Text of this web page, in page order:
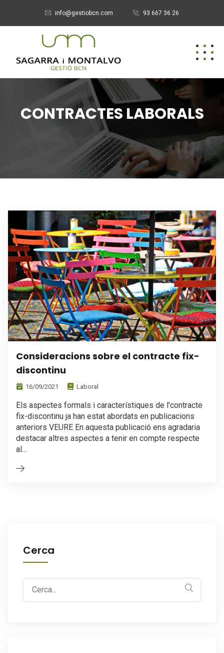
info@gestiobcn.com 93 667 36 26
CONTRACTES LABORALS
Consideracions sobre el contracte fix-
discontinu
16/09/2021 Laboral
Els aspectes formals i característiques de l'contracte
fix-discontinu ja han estat abordats en publicacions
anteriors VEURE En aquesta publicació ens agradaria
destacar altres aspectes a tenir en compte respecte
al...
Cerca
Search
for: